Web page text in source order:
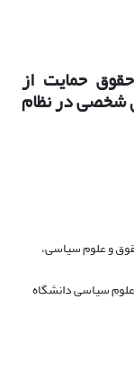
حمایت از
شخصی در نظام
و علوم سیاسی،
سیاسی دانشگاه